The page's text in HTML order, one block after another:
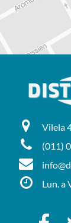
Vilela
(011)
Lun. a